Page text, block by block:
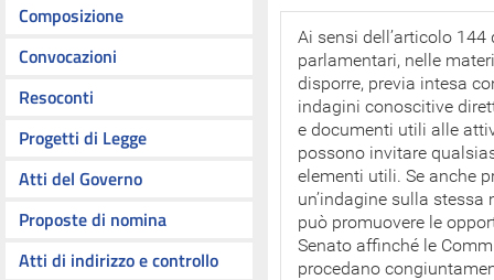
Composizione
Convocazioni
Resoconti
Progetti di Legge
Atti del Governo
Proposte di nomina
Atti di indirizzo e controllo
Ai sensi dell’articolo
parlamentari, nelle
disporre, previa intesa
indagini conoscitive
e documenti utili alle
possono invitare
elementi utili. Se anche
un’indagine sulla stessa
può promuovere le
Senato affinché le
procedano